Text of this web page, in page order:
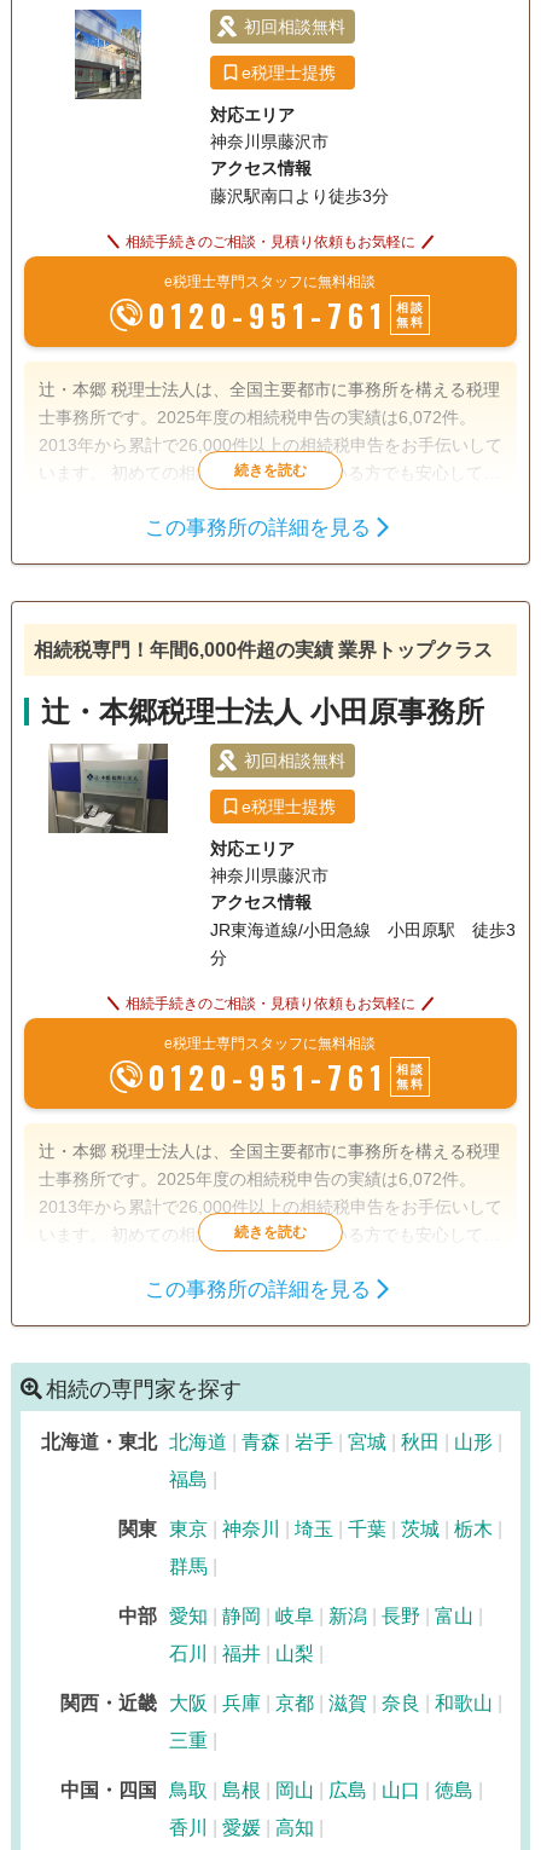
利になります。 ☆事務所設立の趣旨に鑑み相続人間での係争
案件はお取り扱いしていません。
初回相談無料
e税理士提携
対応エリア
神奈川県藤沢市
アクセス情報
藤沢駅南口より徒歩3分
相続手続きのご相談・見積り依頼もお気軽に
e税理士専門スタッフに無料相談
0120-951-761
相談
無料
辻・本郷 税理士法人は、全国主要都市に事務所を構える税理
士事務所です。2025年度の相続税申告の実績は6,072件。
2013年から累計で26,000件以上の相続税申告をお手伝いして
います。 初めての相続で不安を感じている方でも安心して相
サービスを提供するために、小さなお悩みやご事情まできめ
生前贈与
訪問可 土日相談可 初回相談無料 オンライン面談可
この事務所の詳細を見る
相続税専門！年間6,000件超の実績 業界トップクラス
辻・本郷税理士法人 小田原事務所
初回相談無料
e税理士提携
対応エリア
神奈川県藤沢市
アクセス情報
JR東海道線/小田急線 小田原駅 徒歩3
分
相続手続きのご相談・見積り依頼もお気軽に
e税理士専門スタッフに無料相談
0120-951-761
相談
無料
辻・本郷 税理士法人は、全国主要都市に事務所を構える税理
士事務所です。2025年度の相続税申告の実績は6,072件。
2013年から累計で26,000件以上の相続税申告をお手伝いして
います。 初めての相続で不安を感じている方でも安心して相
サービスを提供するために、小さなお悩みやご事情まできめ
生前贈与
訪問可 土日相談可 初回相談無料
事務所面談可
この事務所の詳細を見る
相続の専門家を探す
北海道・東北 北海道 青森 岩手 宮城 秋田
山形
福島
関東 東京 神奈川 埼玉 千葉 茨城
栃木
群馬
中部 愛知 静岡 岐阜 新潟 長野
富山
石川
福井 山梨
関西・近畿 大阪 兵庫 京都 滋賀 奈良
和歌山
三重
中国・四国 鳥取 島根 岡山 広島 山口
徳島
香川
愛媛 高知